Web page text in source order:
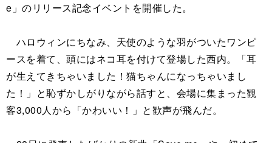
e」のリリース記念イベントを開催した。
ハロウィンにちなみ、天使のような羽がついたワンピ
ースを着て、頭にはネコ耳を付けて登場した西内。「耳
が生えてきちゃいました！猫ちゃんになっちゃいまし
た！」と恥ずかしがりながら話すと、会場に集まった観
客3,000人から「かわいい！」と歓声が飛んだ。